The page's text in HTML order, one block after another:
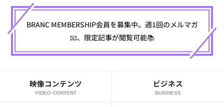
BRANC MEMBERSHIP会員を募集中。週1回のメルマガ
📧、限定記事が閲覧可能📚
映像コンテンツ
VIDEO CONTENT
ビジネス
BUSINESS